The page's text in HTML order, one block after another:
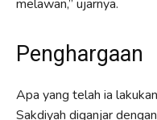
melawan,” ujarnya.
Penghargaan
Apa yang telah ia
Sakdiyah diganjar